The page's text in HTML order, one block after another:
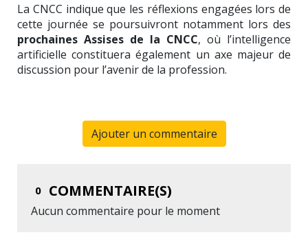
La CNCC indique que les réflexions engagées lors de
cette journée se poursuivront notamment lors des
prochaines Assises de la CNCC, où l’intelligence
artificielle constituera également un axe majeur de
discussion pour l’avenir de la profession.
Ajouter un commentaire
0 COMMENTAIRE(S)
Aucun commentaire pour le moment